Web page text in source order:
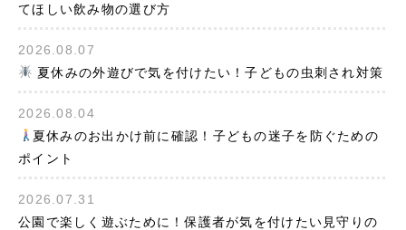
てほしい飲み物の選び方
2026.08.07
夏休みの外遊びで気を付けたい！子どもの虫刺され対策
2026.08.04
夏休みのお出かけ前に確認！子どもの迷子を防ぐための
ポイント
2026.07.31
公園で楽しく遊ぶために！保護者が気を付けたい見守りの